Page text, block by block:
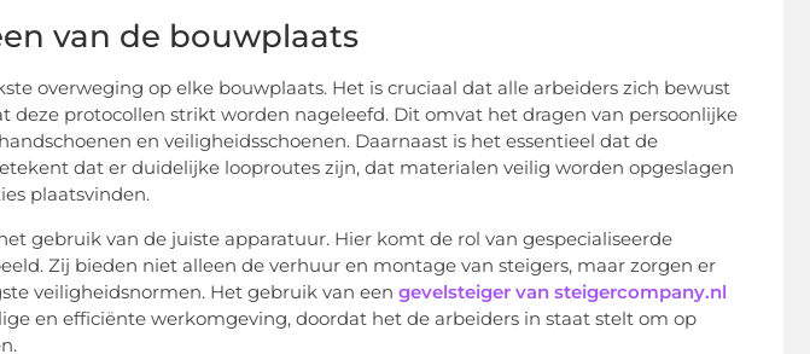
van de bouwplaats
overweging op elke bouwplaats. Het is cruciaal dat alle arbeiders zich bewust
deze protocollen strikt worden nageleefd. Dit omvat het dragen van persoonlijke
en veiligheidsschoenen. Daarnaast is het essentieel dat de
dat er duidelijke looproutes zijn, dat materialen veilig worden opgeslagen
plaatsvinden.
gebruik van de juiste apparatuur. Hier komt de rol van gespecialiseerde
Zij bieden niet alleen de verhuur en montage van steigers, maar zorgen er
veiligheidsnormen. Het gebruik van een gevelsteiger van steigercompany.nl
en efficiënte werkomgeving, doordat het de arbeiders in staat stelt om op